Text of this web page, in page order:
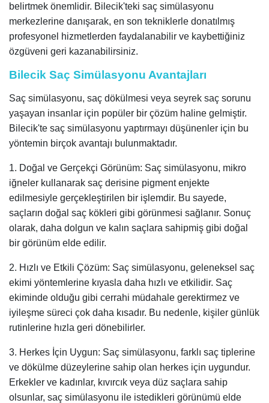
belirtmek önemlidir. Bilecik'teki saç simülasyonu
merkezlerine danışarak, en son tekniklerle donatılmış
profesyonel hizmetlerden faydalanabilir ve kaybettiğiniz
özgüveni geri kazanabilirsiniz.
Bilecik Saç Simülasyonu Avantajları
Saç simülasyonu, saç dökülmesi veya seyrek saç sorunu
yaşayan insanlar için popüler bir çözüm haline gelmiştir.
Bilecik'te saç simülasyonu yaptırmayı düşünenler için bu
yöntemin birçok avantajı bulunmaktadır.
1. Doğal ve Gerçekçi Görünüm: Saç simülasyonu, mikro
iğneler kullanarak saç derisine pigment enjekte
edilmesiyle gerçekleştirilen bir işlemdir. Bu sayede,
saçların doğal saç kökleri gibi görünmesi sağlanır. Sonuç
olarak, daha dolgun ve kalın saçlara sahipmiş gibi doğal
bir görünüm elde edilir.
2. Hızlı ve Etkili Çözüm: Saç simülasyonu, geleneksel saç
ekimi yöntemlerine kıyasla daha hızlı ve etkilidir. Saç
ekiminde olduğu gibi cerrahi müdahale gerektirmez ve
iyileşme süreci çok daha kısadır. Bu nedenle, kişiler günlük
rutinlerine hızla geri dönebilirler.
3. Herkes İçin Uygun: Saç simülasyonu, farklı saç tiplerine
ve dökülme düzeylerine sahip olan herkes için uygundur.
Erkekler ve kadınlar, kıvırcık veya düz saçlara sahip
olsunlar, saç simülasyonu ile istedikleri görünümü elde